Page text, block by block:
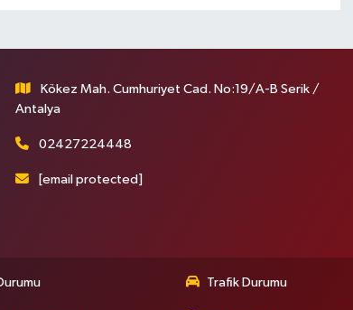
Kökez Mah. Cumhuriyet Cad. No:19/A-B Serik /
Antalya
02427224448
[email protected]
Trafik Durumu